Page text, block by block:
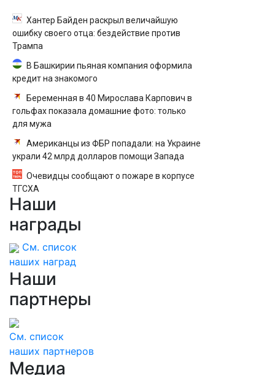
Хантер Байден раскрыл величайшую
ошибку своего отца: бездействие против
Трампа
В Башкирии пьяная компания оформила
кредит на знакомого
Беременная в 40 Мирослава Карпович в
гольфах показала домашние фото: только
для мужа
Американцы из ФБР попадали: на Украине
украли 42 млрд долларов помощи Запада
Очевидцы сообщают о пожаре в корпусе
ТГСХА
Наши
награды
См. список
наших наград
Наши
партнеры
См. список
наших партнеров
Медиа